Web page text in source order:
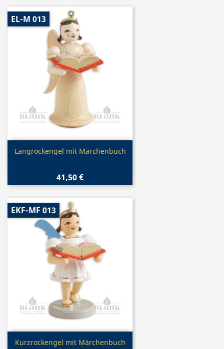
Vorschau
Langrockengel mit Märchenbuch
41,50 €
EL-M 013
Vorschau
Kurzrockengel mit Märchenbuch
EKF-MF 013